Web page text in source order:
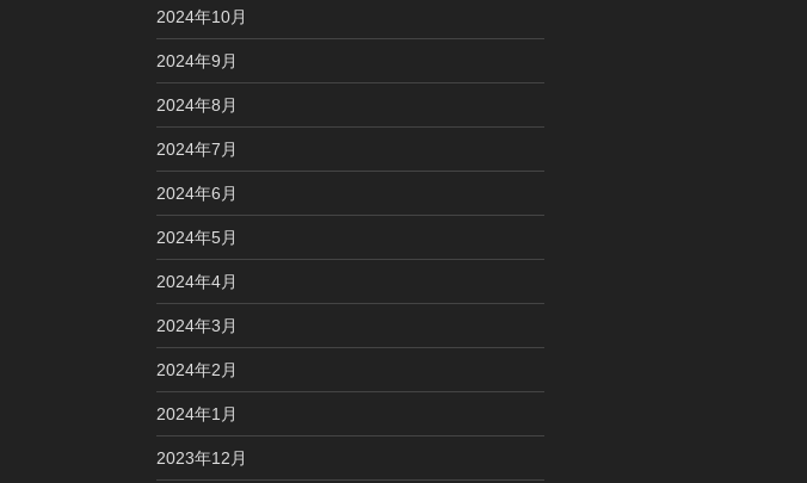
2024年10月
2024年9月
2024年8月
2024年7月
2024年6月
2024年5月
2024年4月
2024年3月
2024年2月
2024年1月
2023年12月